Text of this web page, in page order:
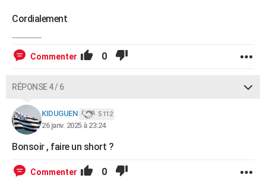
Cordialement
Commenter 0
RÉPONSE 4 / 6
KIDUGUEN 5 112
26 janv. 2025 à 23:24
Bonsoir , faire un short ?
Commenter 0